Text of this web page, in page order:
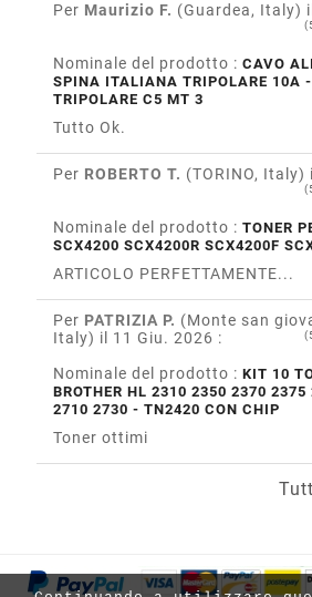
Per Maurizio F. (Guardea, Italy)
Nominale del prodotto : CAVO
SPINA ITALIANA TRIPOLARE 10A -
TRIPOLARE C5 MT 3
Tutto Ok.
Per ROBERTO T. (TORINO, Italy)
Nominale del prodotto : TONER
SCX4200 SCX4200R SCX4200F
ARTICOLO PERFETTAMENTE...
Per PATRIZIA P. (Monte san
Italy) il 11 Giu. 2026 :
Nominale del prodotto : KIT 10
BROTHER HL 2310 2350 2370
2710 2730 - TN2420 CON CHIP
Toner ottimi